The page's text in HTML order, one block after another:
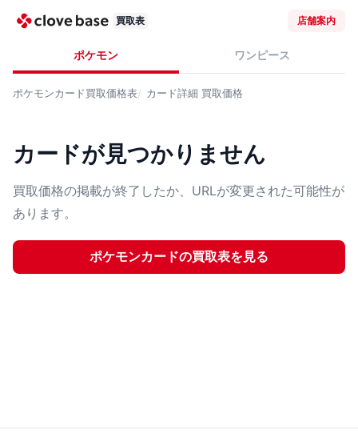
買取表 店舗案内
ポケモン ワンピース
ポケモンカード買取価格表 カード詳細 買取価格
カードが見つかりません
買取価格の掲載が終了したか、URLが変更された可能性が
あります。
ポケモンカードの買取表を見る